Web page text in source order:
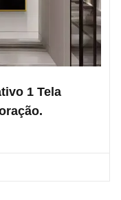
1 Tela
na Amazon